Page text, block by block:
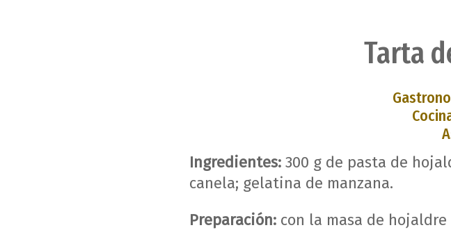
Tarta
Ingredientes: 300 g de pasta de
canela; gelatina de manzana.
Preparación: con la masa de